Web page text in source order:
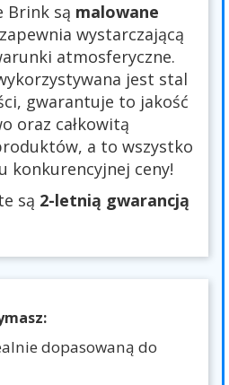
Brink są malowane
wystarczającą
atmosferyczne.
jest stal
gwarantuje to jakość
oraz całkowitą
a to wszystko
konkurencyjnej ceny!
są 2-letnią gwarancją
dopasowaną do